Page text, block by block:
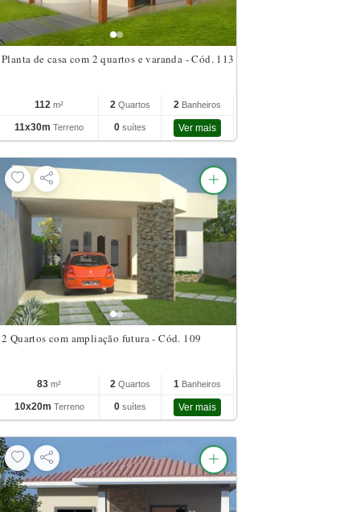
Planta de casa com 2 quartos e varanda - Cód. 113
112 m² 2 Quartos 2 Banheiros
11x30m Terreno 0 suítes Ver mais
2 Quartos com ampliação futura - Cód. 109
83 m² 2 Quartos 1 Banheiros
10x20m Terreno 0 suítes Ver mais